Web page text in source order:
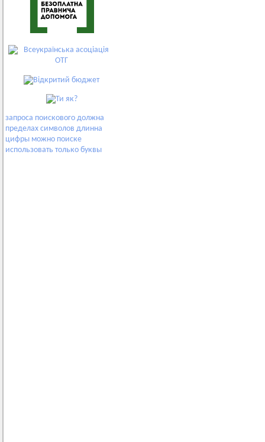
запроса поискового должна
пределах символов длинна
цифры можно поиске
использовать только буквы